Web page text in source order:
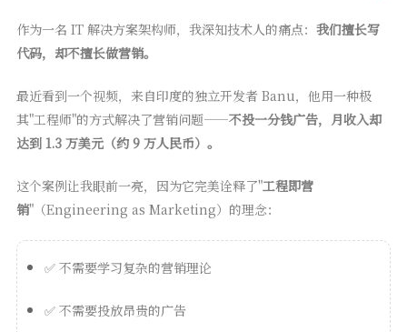
作为一名 IT 解决方案架构师，我深知技术人的痛点： 我们擅长写
代码，却不擅长做营销。
最近看到一个视频，来自印度的独立开发者 Banu，他用一种极
其"工程师"的方式解决了营销问题——不投一分钱广告，月收入却
达到 1.3 万美元（约 9 万人民币）。
这个案例让我眼前一亮，因为它完美诠释了"工程即营
销"（Engineering as Marketing）的理念：
✅ 不需要学习复杂的营销理论
✅ 不需要投放昂贵的广告